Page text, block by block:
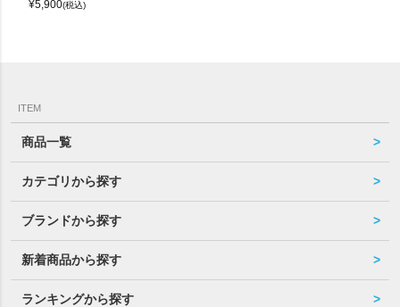
¥5,900(税込)
ITEM
商品一覧
カテゴリから探す
ブランドから探す
新着商品から探す
ランキングから探す